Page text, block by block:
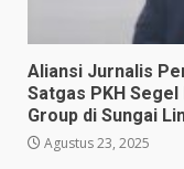
Aliansi Jurnalis
Satgas PKH Segel
Group di Sungai
Agustus 23, 2025